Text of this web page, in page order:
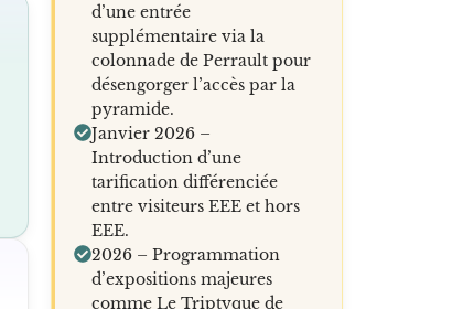
d’une entrée
supplémentaire via la
colonnade de Perrault pour
désengorger l’accès par la
pyramide.
Janvier 2026 –
Introduction d’une
tarification différenciée
entre visiteurs EEE et hors
EEE.
2026 – Programmation
d’expositions majeures
comme Le Triptyque de